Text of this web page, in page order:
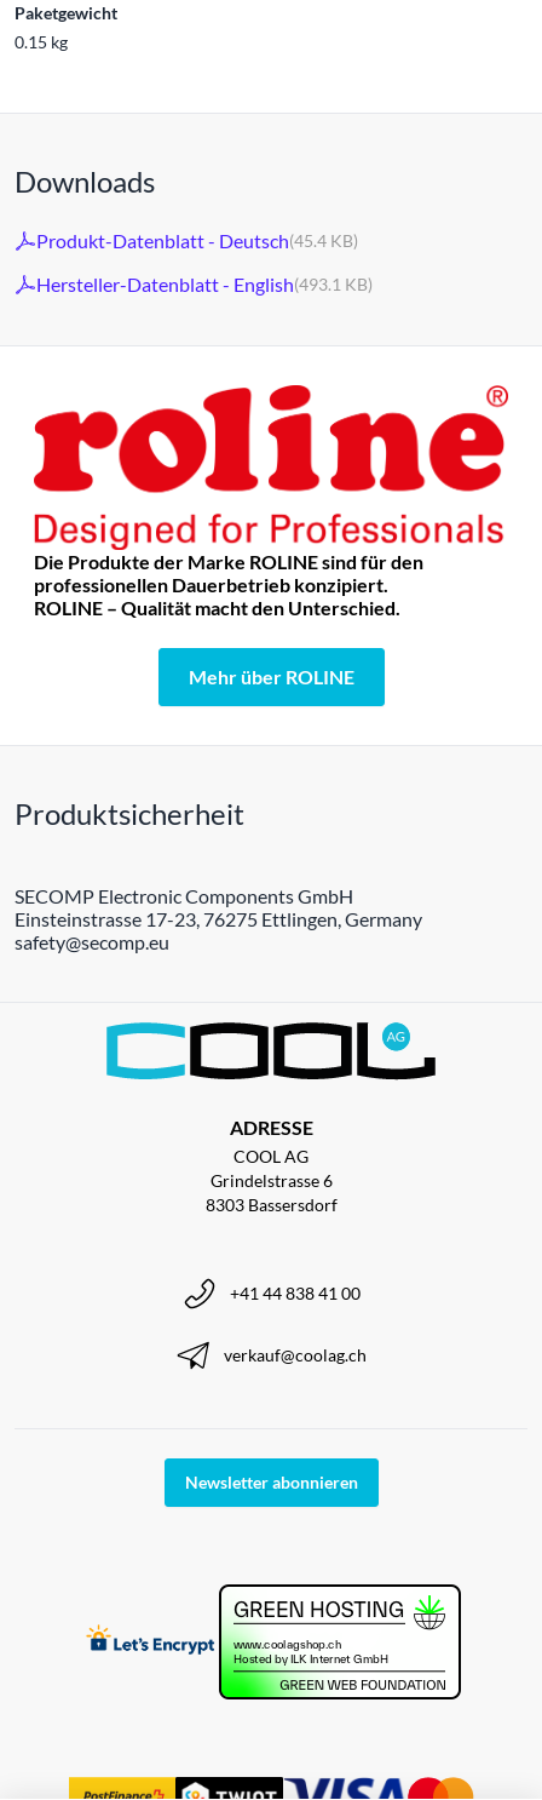
Paketgewicht
0.15 kg
Downloads
Produkt-Datenblatt - Deutsch(45.4 KB)
Hersteller-Datenblatt - English(493.1 KB)
Die Produkte der Marke ROLINE sind für den
professionellen Dauerbetrieb konzipiert.
ROLINE – Qualität macht den Unterschied.
Mehr über ROLINE
Produktsicherheit
SECOMP Electronic Components GmbH
Einsteinstrasse 17-23, 76275 Ettlingen, Germany
safety@secomp.eu
ADRESSE
COOL AG
Grindelstrasse 6
8303 Bassersdorf
+41 44 838 41 00
verkauf@coolag.ch
Newsletter abonnieren